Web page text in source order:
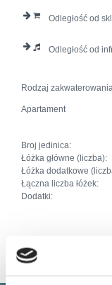
Odległość od
Odległość od
Rodzaj
Apartament
Broj jedinica:
Łóżka główne (liczba):
Łóżka dodatkowe
Łączna liczba łóżek:
Dodatki: